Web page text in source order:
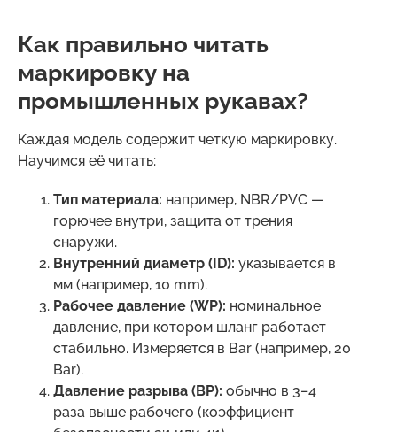
Как правильно читать
маркировку на
промышленных рукавах?
Каждая модель содержит четкую маркировку.
Научимся её читать:
Тип материала: например, NBR/PVC —
горючее внутри, защита от трения
снаружи.
Внутренний диаметр (ID): указывается в
мм (например, 10 mm).
Рабочее давление (WP): номинальное
давление, при котором шланг работает
стабильно. Измеряется в Bar (например, 20
Bar).
Давление разрыва (BP): обычно в 3–4
раза выше рабочего (коэффициент